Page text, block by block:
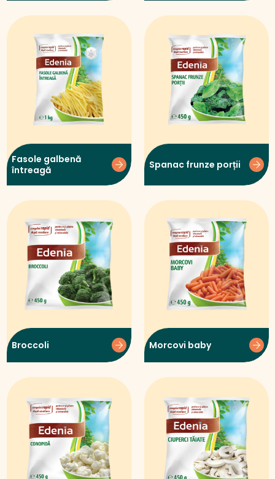
Fasole galbenă
întreagă
Spanac frunze porții
Broccoli Morcovi baby